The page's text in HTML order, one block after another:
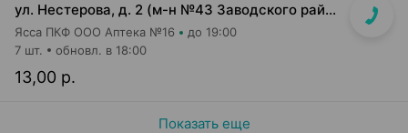
ул. Нестерова, д. 2 (м-н №43 Заводского райпищеторга)
Ясса ПКФ ООО Аптека №16 до 19:00
13,00 р.
7 шт. обновл. в 18:00
Показать еще